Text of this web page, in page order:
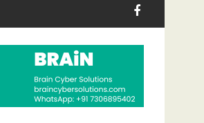
എന്തുകൊണ്ടും ശബരിമലയുദ്ധരഹിത ലോകം